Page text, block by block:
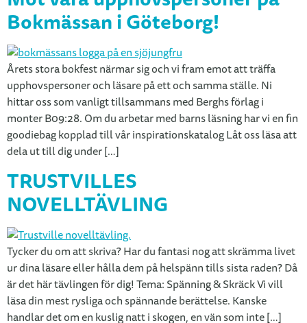
Bokmässan i Göteborg!
Årets stora bokfest närmar sig och vi fram emot att träffa
upphovspersoner och läsare på ett och samma ställe. Ni
hittar oss som vanligt tillsammans med Berghs förlag i
monter B09:28. Om du arbetar med barns läsning har vi en fin
goodiebag kopplad till vår inspirationskatalog Låt oss läsa att
dela ut till dig under […]
TRUSTVILLES
NOVELLTÄVLING
Tycker du om att skriva? Har du fantasi nog att skrämma livet
ur dina läsare eller hålla dem på helspänn tills sista raden? Då
är det här tävlingen för dig! Tema: Spänning & Skräck Vi vill
läsa din mest rysliga och spännande berättelse. Kanske
handlar det om en kuslig natt i skogen, en vän som inte […]